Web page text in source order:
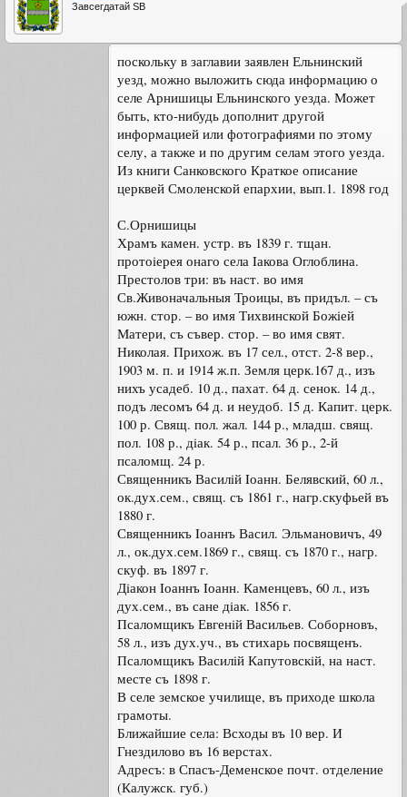
Завсегдатай SB
поскольку в заглавии заявлен Ельнинский
уезд, можно выложить сюда информацию о
селе Арнишицы Ельнинского уезда. Может
быть, кто-нибудь дополнит другой
информацией или фотографиями по этому
селу, а также и по другим селам этого уезда.
Из книги Санковского Краткое описание
церквей Смоленской епархии, вып.1. 1898 год
С.Орнишицы
Храмъ камен. устр. въ 1839 г. тщан.
протоiерея онаго села Iакова Оглоблина.
Престолов три: въ наст. во имя
Св.Живоначальныя Троицы, въ придъл. – съ
южн. стор. – во имя Тихвинской Божiей
Матери, съ съвер. стор. – во имя свят.
Николая. Прихож. въ 17 сел., отст. 2-8 вер.,
1903 м. п. и 1914 ж.п. Земля церк.167 д., изъ
нихъ усадеб. 10 д., пахат. 64 д. сенок. 14 д.,
подъ лесомъ 64 д. и неудоб. 15 д. Капит. церк.
100 р. Свящ. пол. жал. 144 р., младш. свящ.
пол. 108 р., дiак. 54 р., псал. 36 р., 2-й
псаломщ. 24 р.
Священникъ Василiй Iоанн. Белявский, 60 л.,
ок.дух.сем., свящ. съ 1861 г., нагр.скуфьей въ
1880 г.
Священникъ Iоаннъ Васил. Эльмановичъ, 49
л., ок.дух.сем.1869 г., свящ. съ 1870 г., нагр.
скуф. въ 1897 г.
Дiакон Iоаннъ Iоанн. Каменцевъ, 60 л., изъ
дух.сем., въ сане дiак. 1856 г.
Псаломщикъ Евгенiй Васильев. Соборновъ,
58 л., изъ дух.уч., въ стихарь посвященъ.
Псаломщикъ Василiй Капутовскiй, на наст.
месте съ 1898 г.
В селе земское училище, въ приходе школа
грамоты.
Ближайшие села: Всходы въ 10 вер. И
Гнездилово въ 16 верстах.
Адресъ: в Спасъ-Деменское почт. отделение
(Калужск. губ.)